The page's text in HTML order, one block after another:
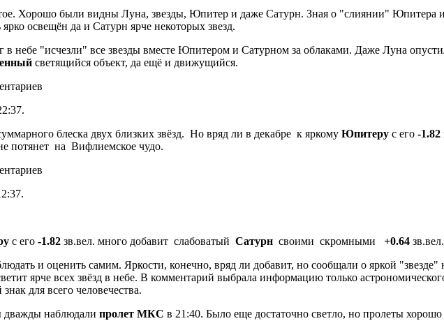
Хорошо были видны Луна, звезды, Юпитер и даже Сатурн. Зная о "слиянии" Юпитера и
освещён да и Сатурн ярче некоторых звезд.
небе "исчезли" все звезды вместе Юпитером и Сатурном за облаками. Даже Луна
светящийся объект, да ещё и движущийся.
блеска двух близких звёзд. Но вряд ли в декабре к яркому Юпитеру с его -1.82
потянет на Вифлиемское чудо.
с его -1.82 зв.вел. много добавит слабоватый Сатурн своими скромными +0.64
и оценить самим. Яркости, конечно, вряд ли добавит, но сообщали о яркой "звезде"
ярче всех звёзд в небе. В комментарий выбрала информацию только
для всего человечества.
дважды наблюдали пролет МКС в 21:40. Было еще достаточно светло, но пролеты хорошо